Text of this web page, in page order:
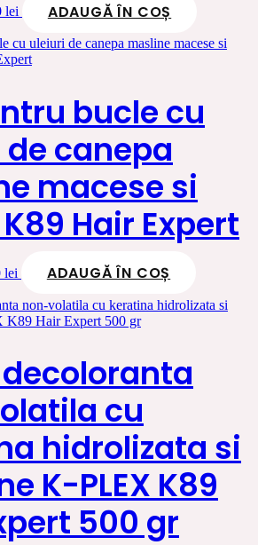
lei Prețul
este:
170.00 lei.
ADAUGĂ ÎN COȘ
bucle cu
canepa
macese si
Hair Expert
lei Prețul
este:
110.00 lei.
ADAUGĂ ÎN COȘ
cu
hidrolizata si
K-PLEX K89
500 gr